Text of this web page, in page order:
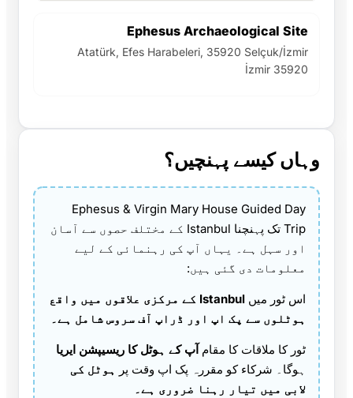
Ephesus Archaeological Site
Atatürk, Efes Harabeleri, 35920 Selçuk/İzmir
İzmir 35920
وہاں کیسے پہنچیں؟
Ephesus & Virgin Mary House Guided Day
Trip تک پہنچنا Istanbul کے مختلف حصوں سے آسان
اور سہل ہے۔ یہاں آپ کی رہنمائی کے لیے
معلومات دی گئی ہیں:
اس ٹور میں
Istanbul کے مرکزی علاقوں میں واقع
ہوٹلوں سے پک اپ اور ڈراپ آف سروس شامل ہے۔
ٹور کا ملاقات کا مقام آپ کے ہوٹل کا ریسیپشن ایریا
ہوگا۔ شرکاء کو مقررہ پک اپ وقت پر ہوٹل کی
لابی میں تیار رہنا ضروری ہے۔